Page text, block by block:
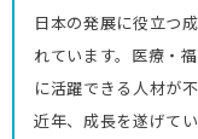
日本の発展に役立つ
れています。医療・
に活躍できる人材が不
近年、成長を遂げて